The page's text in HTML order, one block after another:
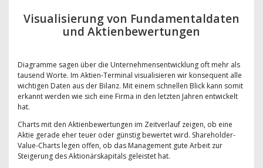
Visualisierung von Fundamentaldaten
und Aktienbewertungen
Diagramme sagen über die Unternehmensentwicklung oft mehr als
tausend Worte. Im Aktien-Terminal visualisieren wir konsequent alle
wichtigen Daten aus der Bilanz. Mit einem schnellen Blick kann somit
erkannt werden wie sich eine Firma in den letzten Jahren entwickelt
hat.
Charts mit den Aktienbewertungen im Zeitverlauf zeigen, ob eine
Aktie gerade eher teuer oder günstig bewertet wird. Shareholder-
Value-Charts legen offen, ob das Management gute Arbeit zur
Steigerung des Aktionärskapitals geleistet hat.